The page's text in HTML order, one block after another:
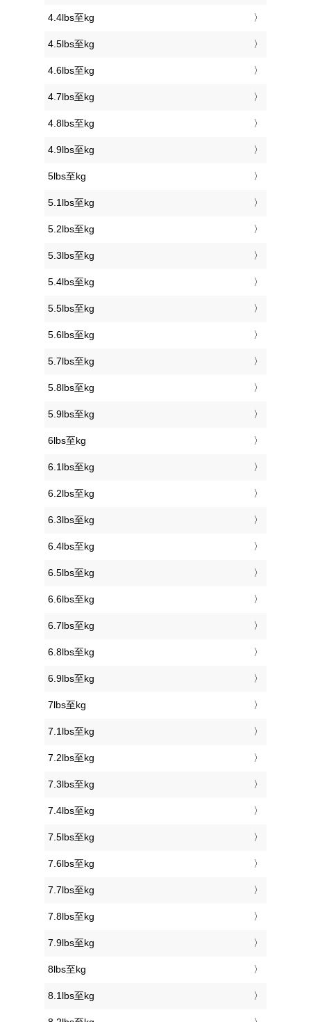
4.4lbs至kg
4.5lbs至kg
4.6lbs至kg
4.7lbs至kg
4.8lbs至kg
4.9lbs至kg
5lbs至kg
5.1lbs至kg
5.2lbs至kg
5.3lbs至kg
5.4lbs至kg
5.5lbs至kg
5.6lbs至kg
5.7lbs至kg
5.8lbs至kg
5.9lbs至kg
6lbs至kg
6.1lbs至kg
6.2lbs至kg
6.3lbs至kg
6.4lbs至kg
6.5lbs至kg
6.6lbs至kg
6.7lbs至kg
6.8lbs至kg
6.9lbs至kg
7lbs至kg
7.1lbs至kg
7.2lbs至kg
7.3lbs至kg
7.4lbs至kg
7.5lbs至kg
7.6lbs至kg
7.7lbs至kg
7.8lbs至kg
7.9lbs至kg
8lbs至kg
8.1lbs至kg